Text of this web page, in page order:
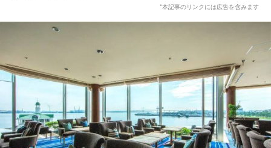
*本記事のリンクには広告を含みます